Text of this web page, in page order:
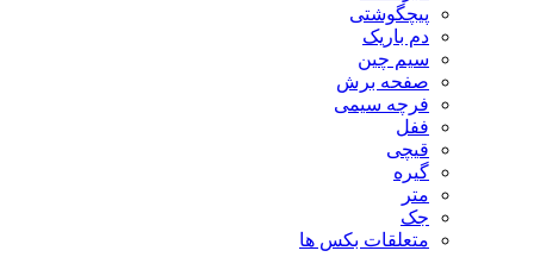
پیچگوشتی
دم باریک
سیم چین
صفحه برش
فرچه سیمی
ففل
قیچی
گیره
متر
جک
متعلقات بکس ها